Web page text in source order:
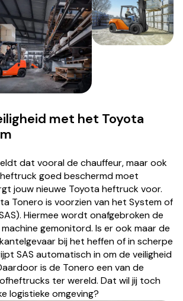
met het Toyota
dat vooral de chauffeur, maar ook
goed beschermd moet
jouw nieuwe Toyota heftruck voor.
Tonero is voorzien van het System of
Hiermee wordt onafgebroken de
gemonitord. Is er ook maar de
bij het heffen of in scherpe
SAS automatisch in om de veiligheid
is de Tonero een van de
ter wereld. Dat wil jij toch
logistieke omgeving?